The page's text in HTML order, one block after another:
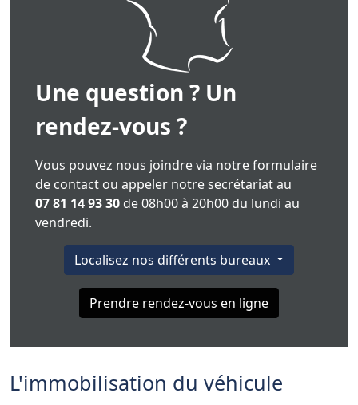
Une question ? Un
rendez-vous ?
Vous pouvez nous joindre via notre formulaire
de contact ou appeler notre secrétariat au
07 81 14 93 30 de 08h00 à 20h00 du lundi au
vendredi.
Localisez nos différents bureaux
Prendre rendez-vous en ligne
L'immobilisation du véhicule